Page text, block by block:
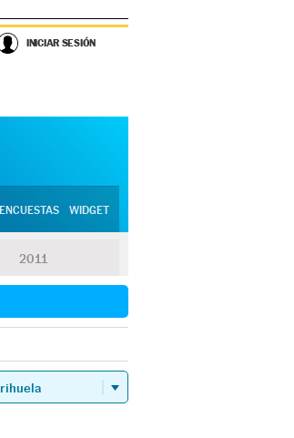
INICIAR SESIÓN
ENCUESTAS WIDGET
2011